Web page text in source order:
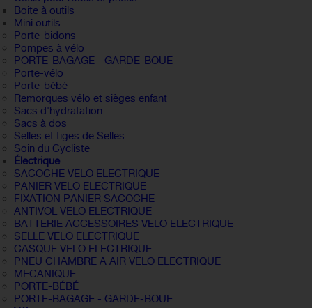
Boite à outils
Mini outils
Porte-bidons
Pompes à vélo
PORTE-BAGAGE - GARDE-BOUE
Porte-vélo
Porte-bébé
Remorques vélo et sièges enfant
Sacs d'hydratation
Sacs à dos
Selles et tiges de Selles
Soin du Cycliste
Électrique
SACOCHE VELO ELECTRIQUE
PANIER VELO ELECTRIQUE
FIXATION PANIER SACOCHE
ANTIVOL VELO ELECTRIQUE
BATTERIE ACCESSOIRES VELO ELECTRIQUE
SELLE VELO ELECTRIQUE
CASQUE VELO ELECTRIQUE
PNEU CHAMBRE A AIR VELO ELECTRIQUE
MECANIQUE
PORTE-BÉBÉ
PORTE-BAGAGE - GARDE-BOUE